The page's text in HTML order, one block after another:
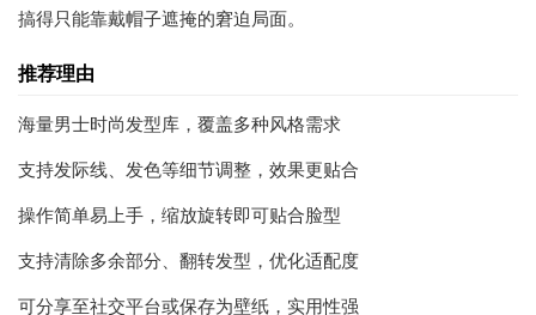
搞得只能靠戴帽子遮掩的窘迫局面。
推荐理由
海量男士时尚发型库，覆盖多种风格需求
支持发际线、发色等细节调整，效果更贴合
操作简单易上手，缩放旋转即可贴合脸型
支持清除多余部分、翻转发型，优化适配度
可分享至社交平台或保存为壁纸，实用性强